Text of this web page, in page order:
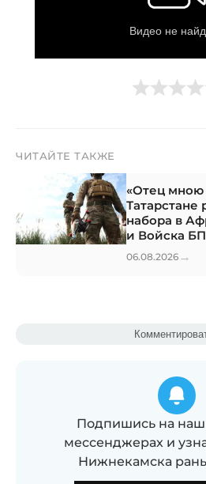
ЧИТАЙТЕ ТАКЖЕ
«Отец мною
Татарстане
набора в
и Войска
06.08.2026 →
Подпишись на
мессенджерах и
Нижнекамска